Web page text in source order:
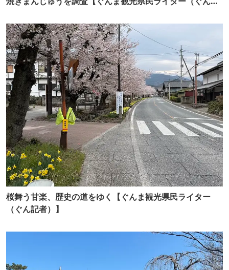
桜舞う甘楽、歴史の道をゆく【ぐんま観光県民ライター
（ぐん記者）】